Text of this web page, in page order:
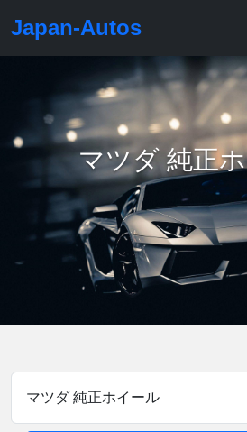
Japan-Autos
マツダ 純正